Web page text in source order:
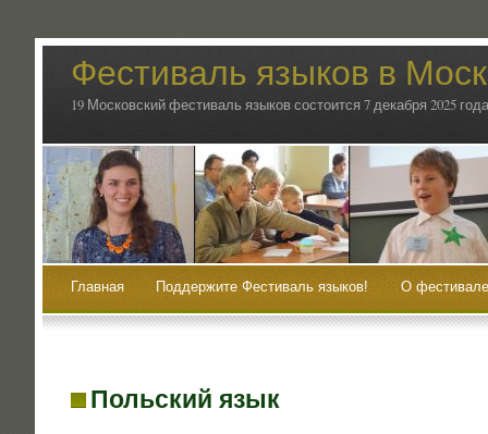
Фестиваль языков в
19 Московский фестиваль языков состоится 7 декабря 2025
Главная Поддержите Фестиваль языков! О
Польский язык